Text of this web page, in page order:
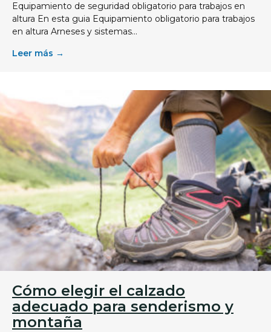
Equipamiento de seguridad obligatorio para trabajos en
altura En esta guia Equipamiento obligatorio para trabajos
en altura Arneses y sistemas...
Leer más →
Cómo elegir el calzado
adecuado para senderismo y
montaña